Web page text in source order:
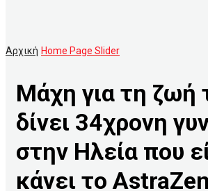
Αρχική Home Page Slider
Μάχη για τη ζωή
δίνει 34χρονη
στην Ηλεία που
κάνει το